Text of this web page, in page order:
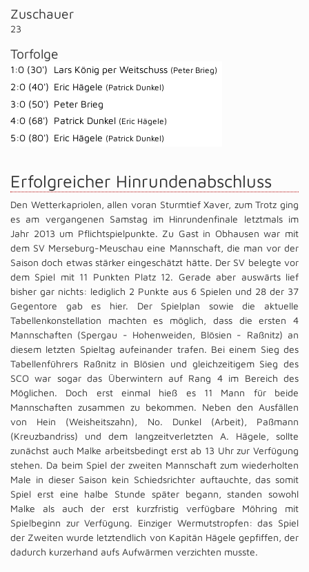
Zuschauer
23
Torfolge
1:0 (30') Lars König per Weitschuss (Peter Brieg)
2:0 (40') Eric Hägele (Patrick Dunkel)
3:0 (50') Peter Brieg
4:0 (68') Patrick Dunkel (Eric Hägele)
5:0 (80') Eric Hägele (Patrick Dunkel)
Erfolgreicher Hinrundenabschluss
Den Wetterkapriolen, allen voran Sturmtief Xaver, zum Trotz ging
es am vergangenen Samstag im Hinrundenfinale letztmals im
Jahr 2013 um Pflichtspielpunkte. Zu Gast in Obhausen war mit
dem SV Merseburg-Meuschau eine Mannschaft, die man vor der
Saison doch etwas stärker eingeschätzt hätte. Der SV belegte vor
dem Spiel mit 11 Punkten Platz 12. Gerade aber auswärts lief
bisher gar nichts: lediglich 2 Punkte aus 6 Spielen und 28 der 37
Gegentore gab es hier. Der Spielplan sowie die aktuelle
Tabellenkonstellation machten es möglich, dass die ersten 4
Mannschaften (Spergau - Hohenweiden, Blösien - Raßnitz) an
diesem letzten Spieltag aufeinander trafen. Bei einem Sieg des
Tabellenführers Raßnitz in Blösien und gleichzeitigem Sieg des
SCO war sogar das Überwintern auf Rang 4 im Bereich des
Möglichen. Doch erst einmal hieß es 11 Mann für beide
Mannschaften zusammen zu bekommen. Neben den Ausfällen
von Hein (Weisheitszahn), No. Dunkel (Arbeit), Paßmann
(Kreuzbandriss) und dem langzeitverletzten A. Hägele, sollte
zunächst auch Malke arbeitsbedingt erst ab 13 Uhr zur Verfügung
stehen. Da beim Spiel der zweiten Mannschaft zum wiederholten
Male in dieser Saison kein Schiedsrichter auftauchte, das somit
Spiel erst eine halbe Stunde später begann, standen sowohl
Malke als auch der erst kurzfristig verfügbare Möhring mit
Spielbeginn zur Verfügung. Einziger Wermutstropfen: das Spiel
der Zweiten wurde letztendlich von Kapitän Hägele gepfiffen, der
dadurch kurzerhand aufs Aufwärmen verzichten musste.